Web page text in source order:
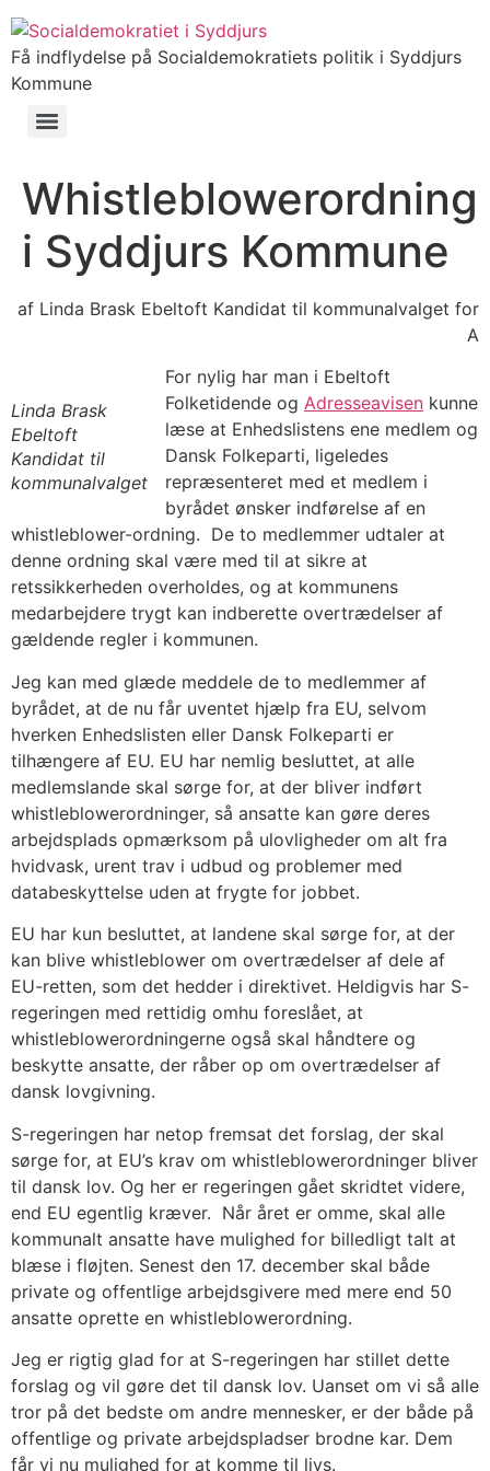
Få indflydelse på Socialdemokratiets politik i Syddjurs
Kommune
Whistleblowerordning
i Syddjurs Kommune
af Linda Brask Ebeltoft Kandidat til kommunalvalget for
A
Linda Brask
Ebeltoft
Kandidat til
kommunalvalget
For nylig har man i Ebeltoft
Folketidende og Adresseavisen kunne
læse at Enhedslistens ene medlem og
Dansk Folkeparti, ligeledes
repræsenteret med et medlem i
byrådet ønsker indførelse af en
whistleblower-ordning. De to medlemmer udtaler at
denne ordning skal være med til at sikre at
retssikkerheden overholdes, og at kommunens
medarbejdere trygt kan indberette overtrædelser af
gældende regler i kommunen.
Jeg kan med glæde meddele de to medlemmer af
byrådet, at de nu får uventet hjælp fra EU, selvom
hverken Enhedslisten eller Dansk Folkeparti er
tilhængere af EU. EU har nemlig besluttet, at alle
medlemslande skal sørge for, at der bliver indført
whistleblowerordninger, så ansatte kan gøre deres
arbejdsplads opmærksom på ulovligheder om alt fra
hvidvask, urent trav i udbud og problemer med
databeskyttelse uden at frygte for jobbet.
EU har kun besluttet, at landene skal sørge for, at der
kan blive whistleblower om overtrædelser af dele af
EU-retten, som det hedder i direktivet. Heldigvis har S-
regeringen med rettidig omhu foreslået, at
whistleblowerordningerne også skal håndtere og
beskytte ansatte, der råber op om overtrædelser af
dansk lovgivning.
S-regeringen har netop fremsat det forslag, der skal
sørge for, at EU’s krav om whistleblowerordninger bliver
til dansk lov. Og her er regeringen gået skridtet videre,
end EU egentlig kræver. Når året er omme, skal alle
kommunalt ansatte have mulighed for billedligt talt at
blæse i fløjten. Senest den 17. december skal både
private og offentlige arbejdsgivere med mere end 50
ansatte oprette en whistleblowerordning.
Jeg er rigtig glad for at S-regeringen har stillet dette
forslag og vil gøre det til dansk lov. Uanset om vi så alle
tror på det bedste om andre mennesker, er der både på
offentlige og private arbejdspladser brodne kar. Dem
får vi nu mulighed for at komme til livs.